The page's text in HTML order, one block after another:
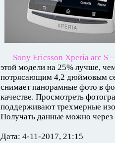
Sony Ericsson Xperia arc S
этой модели на 25% лучше,
потрясающим 4,2 дюймовым
снимает панорамные фото в
качестве. Просмотреть
поддерживают трехмерные
Получать данные можно через
Дата: 4-11-2017, 21:15